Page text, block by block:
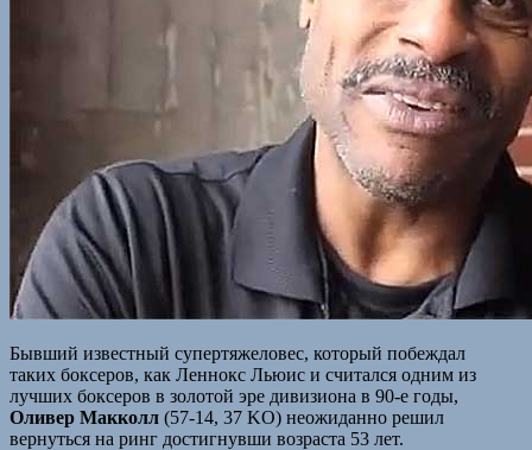
Бывший известный супертяжеловес, который побеждал
таких боксеров, как Леннокс Льюис и считался одним из
лучших боксеров в золотой эре дивизиона в 90-е годы,
Оливер Макколл (57-14, 37 KO) неожиданно решил
вернуться на ринг достигнувши возраста 53 лет.